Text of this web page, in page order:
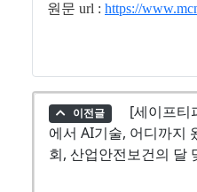
원문 url : https://
이전글
[세이프티
에서 AI기술, 어디까지
회, 산업안전보건의 달